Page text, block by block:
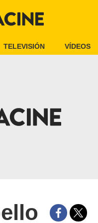
TELEVISIÓN VÍDEOS